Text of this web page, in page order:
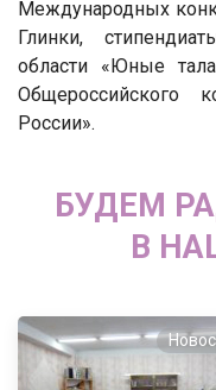
Международных
Глинки,
области «Юные
Общероссийского
России».
БУДЕМ
В